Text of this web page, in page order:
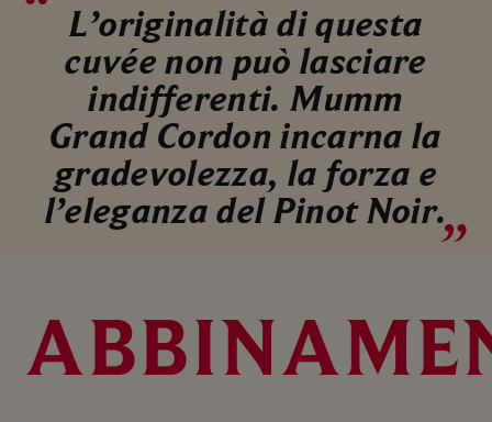
L’originalità di questa
cuvée non può lasciare
indifferenti. Mumm
Grand Cordon incarna la
gradevolezza, la forza e
l’eleganza del Pinot Noir.